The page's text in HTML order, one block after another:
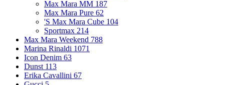
Max Mara MM 187
Max Mara Pure 62
'S Max Mara Cube 104
Sportmax 214
Max Mara Weekend 788
Marina Rinaldi 1071
Icon Denim 63
Dunst 113
Erika Cavallini 67